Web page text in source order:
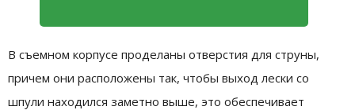
В съемном корпусе проделаны отверстия для струны,
причем они расположены так, чтобы выход лески со
шпули находился заметно выше, это обеспечивает